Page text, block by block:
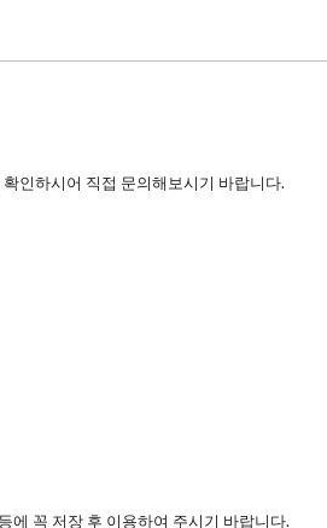
인하시어 직접 문의해보시기 바랍니다.
에 꼭 저장 후 이용하여 주시기 바랍니다.